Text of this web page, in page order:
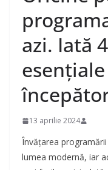
azi. Iată
13 aprilie 2024
Învățarea
lumea modernă, iar